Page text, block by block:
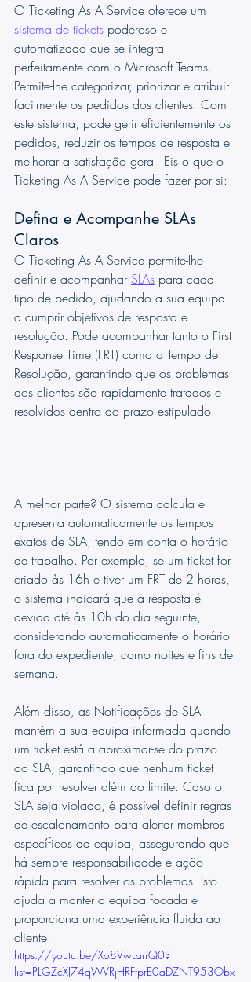
O Ticketing As A Service oferece um
sistema de tickets poderoso e
automatizado que se integra
perfeitamente com o Microsoft Teams.
Permite-lhe categorizar, priorizar e atribuir
facilmente os pedidos dos clientes. Com
este sistema, pode gerir eficientemente os
pedidos, reduzir os tempos de resposta e
melhorar a satisfação geral. Eis o que o
Ticketing As A Service pode fazer por si:
Defina e Acompanhe SLAs
Claros
O Ticketing As A Service permite-lhe
definir e acompanhar SLAs para cada
tipo de pedido, ajudando a sua equipa
a cumprir objetivos de resposta e
resolução. Pode acompanhar tanto o First
Response Time (FRT) como o Tempo de
Resolução, garantindo que os problemas
dos clientes são rapidamente tratados e
resolvidos dentro do prazo estipulado.
A melhor parte? O sistema calcula e
apresenta automaticamente os tempos
exatos de SLA, tendo em conta o horário
de trabalho. Por exemplo, se um ticket for
criado às 16h e tiver um FRT de 2 horas,
o sistema indicará que a resposta é
devida até às 10h do dia seguinte,
considerando automaticamente o horário
fora do expediente, como noites e fins de
semana.
Além disso, as Notificações de SLA
mantêm a sua equipa informada quando
um ticket está a aproximar-se do prazo
do SLA, garantindo que nenhum ticket
fica por resolver além do limite. Caso o
SLA seja violado, é possível definir regras
de escalonamento para alertar membros
específicos da equipa, assegurando que
há sempre responsabilidade e ação
rápida para resolver os problemas. Isto
ajuda a manter a equipa focada e
proporciona uma experiência fluida ao
cliente.
https://youtu.be/Xo8VwLarrQ0?
list=PLGZcXJ74qWVRjHRFtprE0aDZNT953Obx